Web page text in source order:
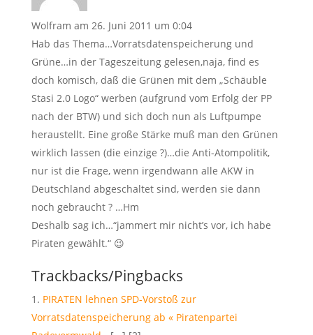
Wolfram am 26. Juni 2011 um 0:04
Hab das Thema…Vorratsdatenspeicherung und
Grüne…in der Tageszeitung gelesen,naja, find es
doch komisch, daß die Grünen mit dem „Schäuble
Stasi 2.0 Logo“ werben (aufgrund vom Erfolg der PP
nach der BTW) und sich doch nun als Luftpumpe
heraustellt. Eine große Stärke muß man den Grünen
wirklich lassen (die einzige ?)…die Anti-Atompolitik,
nur ist die Frage, wenn irgendwann alle AKW in
Deutschland abgeschaltet sind, werden sie dann
noch gebraucht ? …Hm
Deshalb sag ich…“jammert mir nicht’s vor, ich habe
Piraten gewählt.“ 😉
Trackbacks/Pingbacks
PIRATEN lehnen SPD-Vorstoß zur
Vorratsdatenspeicherung ab « Piratenpartei